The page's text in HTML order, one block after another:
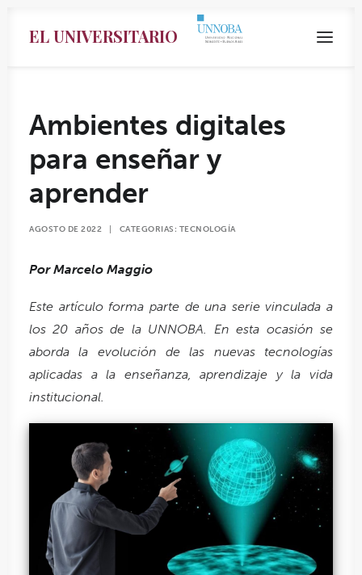
EL UNIVERSITARIO
Search
Ambientes digitales
para enseñar y
aprender
AGOSTO DE 2022 CATEGORIAS: TECNOLOGÍA
Por Marcelo Maggio
Este artículo forma parte de una serie vinculada a
los 20 años de la UNNOBA. En esta ocasión se
aborda la evolución de las nuevas tecnologías
aplicadas a la enseñanza, aprendizaje y la vida
institucional.